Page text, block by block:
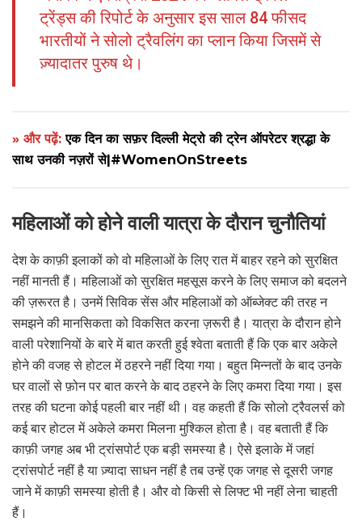
ट्रेंड्स की रिपोर्ट के अनुसार इस साल 84 फीसद
भारतीयों ने सोलो ट्रैवलिंग का प्लान किया जिसमें से
ज़्यादातर पुरुष थे।
» और पढ़ें:एक दिन का सफ़र दिल्ली मेट्रो की ट्रेन ऑपरेटर श्रद्धा के
साथ उनकी नज़रों से|#WomenOnStreets
महिलाओं को होने वाली यात्रा के दौरान चुनौतियां
देश के काफ़ी इलाकों को वो महिलाओं के लिए रात में बाहर रहने को सुरक्षित
नहीं मानती हैं। महिलाओं को सुरक्षित महसूस करने के लिए समाज को बदलने
की ज़रूरत है। उनमें सिविक सेंस और महिलाओं को ऑब्जेक्ट की तरह न
समझने की मानसिकता को विकसित करना ज़रूरी है। यात्रा के दौरान होने
वाली परेशानियों के बारे में बात करती हुई श्वेता बताती हैं कि एक बार अकेले
होने की वजह से होटल में ठहरने नहीं दिया गया। बहुत मिन्नतों के बाद उनके
घर वालों से फ़ोन पर बात करने के बाद ठहरने के लिए कमरा दिया गया। इस
तरह की घटना कोई पहली बार नहीं थी। वह कहती हैं कि सोलो ट्रैवलर्स को
कई बार होटल में अकेले कमरा मिलना मुश्किल होता है। वह बताती हैं कि
काफ़ी जगह अब भी ट्रांसपोर्ट एक बड़ी समस्या है। ऐसे इलाके में जहां
ट्रांसपोर्ट नहीं है या ज़्यादा साधन नहीं है तब उन्हें एक जगह से दूसरी जगह
जाने में काफ़ी समस्या होती है। और वो किसी से लिफ्ट भी नहीं लेना चाहती
हैं।